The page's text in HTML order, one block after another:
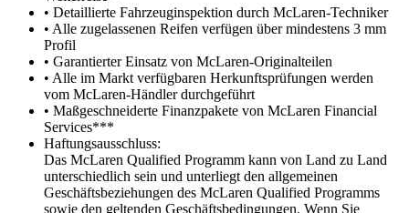
• Detaillierte Fahrzeuginspektion durch McLaren-Techniker
• Alle zugelassenen Reifen verfügen über mindestens 3 mm
Profil
• Garantierter Einsatz von McLaren-Originalteilen
• Alle im Markt verfügbaren Herkunftsprüfungen werden
vom McLaren-Händler durchgeführt
• Maßgeschneiderte Finanzpakete von McLaren Financial
Services***
Haftungsausschluss:
Das McLaren Qualified Programm kann von Land zu Land
unterschiedlich sein und unterliegt den allgemeinen
Geschäftsbeziehungen des McLaren Qualified Programms
sowie den geltenden Geschäftsbedingungen. Wenn Sie